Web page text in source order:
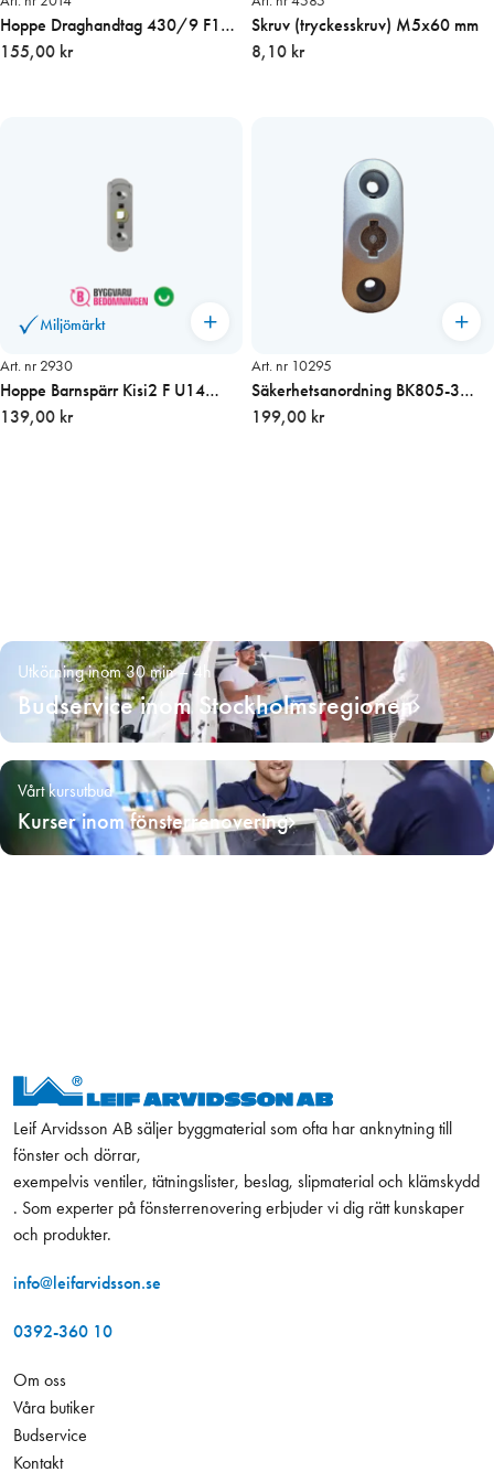
Hoppe Draghandtag 430/9 F1
Alu/Silver
155,00 kr
Skruv (tryckesskruv) M5x60 mm
8,10 kr
Miljömärkt
Art. nr 2930
Hoppe Barnspärr Kisi2 F U14
F1/Alu 8x8mm hål
139,00 kr
Art. nr 10295
Säkerhetsanordning BK805-3
Silver 7/8 x 70
199,00 kr
Utkörning inom 30 min – 4h
Budservice inom Stockholmsregionen
Vårt kursutbud
Kurser inom fönsterrenovering
Leif Arvidsson AB säljer byggmaterial som ofta har anknytning till
fönster och dörrar,
exempelvis ventiler, tätningslister, beslag, slipmaterial och klämskydd
. Som experter på fönsterrenovering erbjuder vi dig rätt kunskaper
och produkter.
info@leifarvidsson.se
0392-360 10
Om oss
Våra butiker
Budservice
Kontakt